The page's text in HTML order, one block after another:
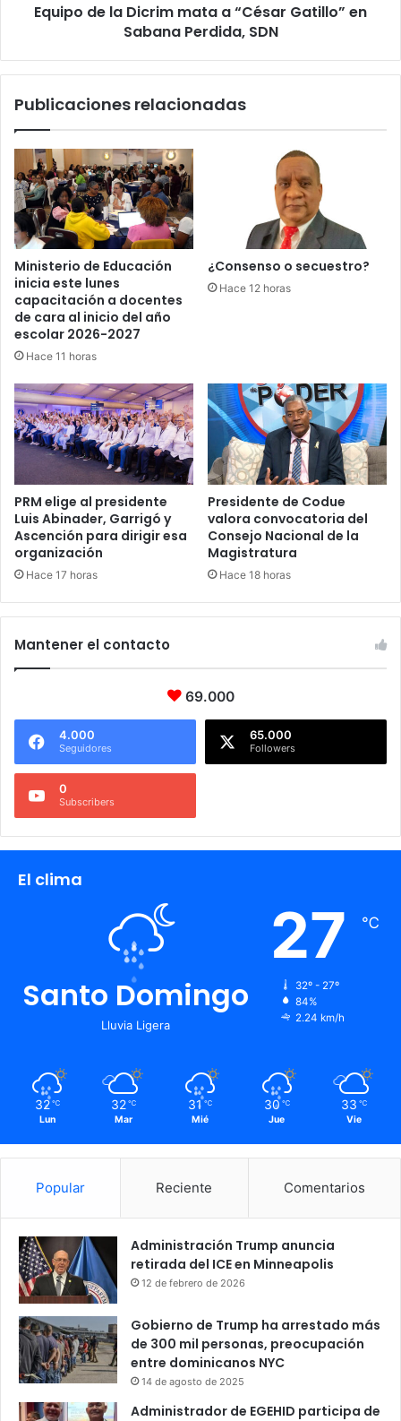
Sabana
Equipo de la Dicrim mata a “César Gatillo” en
Sabana Perdida, SDN
Publicaciones relacionadas
Ministerio de Educación
inicia este lunes
capacitación a docentes
de cara al inicio del año
escolar 2026-2027
Hace 11 horas
¿Consenso o secuestro?
Hace 12 horas
PRM elige al presidente
Luis Abinader, Garrigó y
Ascención para dirigir esa
organización
Hace 17 horas
Presidente de Codue
valora convocatoria del
Consejo Nacional de la
Magistratura
Hace 18 horas
Mantener el contacto
69.000
4.000
Seguidores
65.000
Followers
0
Subscribers
El clima
Santo Domingo
Lluvia Ligera
27 ℃
32º - 27º
84%
2.24 km/h
32 ℃
Lun
32 ℃
Mar
31 ℃
Mié
30 ℃
Jue
33 ℃
Vie
Popular Reciente Comentarios
Administración Trump anuncia
retirada del ICE en Minneapolis
12 de febrero de 2026
Gobierno de Trump ha arrestado más
de 300 mil personas, preocupación
entre dominicanos NYC
14 de agosto de 2025
Administrador de EGEHID participa de